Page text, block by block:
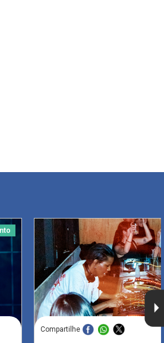
Compartilhe